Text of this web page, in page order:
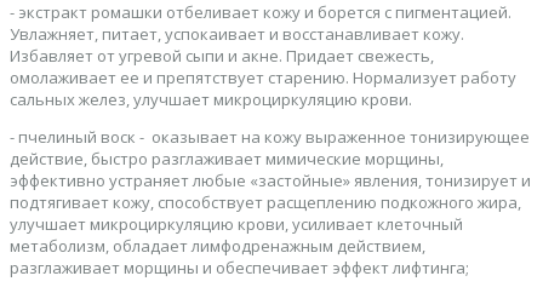
- экстракт ромашки отбеливает кожу и борется с пигментацией.
Увлажняет, питает, успокаивает и восстанавливает кожу.
Избавляет от угревой сыпи и акне. Придает свежесть,
омолаживает ее и препятствует старению. Нормализует работу
сальных желез, улучшает микроциркуляцию крови.
- пчелиный воск - оказывает на кожу выраженное тонизирующее
действие, быстро разглаживает мимические морщины,
эффективно устраняет любые «застойные» явления, тонизирует и
подтягивает кожу, способствует расщеплению подкожного жира,
улучшает микроциркуляцию крови, усиливает клеточный
метаболизм, обладает лимфодренажным действием,
разглаживает морщины и обеспечивает эффект лифтинга;